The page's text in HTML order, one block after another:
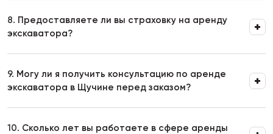
8. Предоставляете ли вы страховку на аренду
экскаватора?
9. Могу ли я получить консультацию по аренде
экскаватора в Щучине перед заказом?
10. Сколько лет вы работаете в сфере аренды